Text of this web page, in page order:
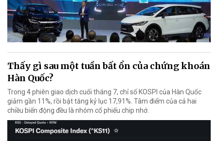
Thấy gì sau một tuần bất ổn của chứng khoán
Hàn Quốc?
Trong 4 phiên giao dịch cuối tháng 7, chỉ số KOSPI của Hàn Quốc
giảm gần 11%, rồi bật tăng kỷ lục 17,91%. Tâm điểm của cả hai
chiều biến động đều là nhóm cổ phiếu chip nhớ.